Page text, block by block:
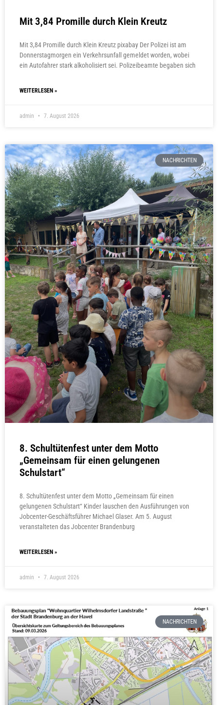
Mit 3,84 Promille durch Klein Kreutz
Mit 3,84 Promille durch Klein Kreutz pixabay Der Polizei ist am
Donnerstagmorgen ein Verkehrsunfall gemeldet worden, wobei
ein Autofahrer stark alkoholisiert sei. Polizeibeamte begaben sich
WEITERLESEN »
admin 7. August 2026
NACHRICHTEN
8. Schultütenfest unter dem Motto
„Gemeinsam für einen gelungenen
Schulstart“
8. Schultütenfest unter dem Motto „Gemeinsam für einen
gelungenen Schulstart“ Kinder lauschen den Ausführungen von
Jobcenter-Geschäftsführer Michael Glaser. Am 5. August
veranstalteten das Jobcenter Brandenburg
WEITERLESEN »
admin 7. August 2026
NACHRICHTEN